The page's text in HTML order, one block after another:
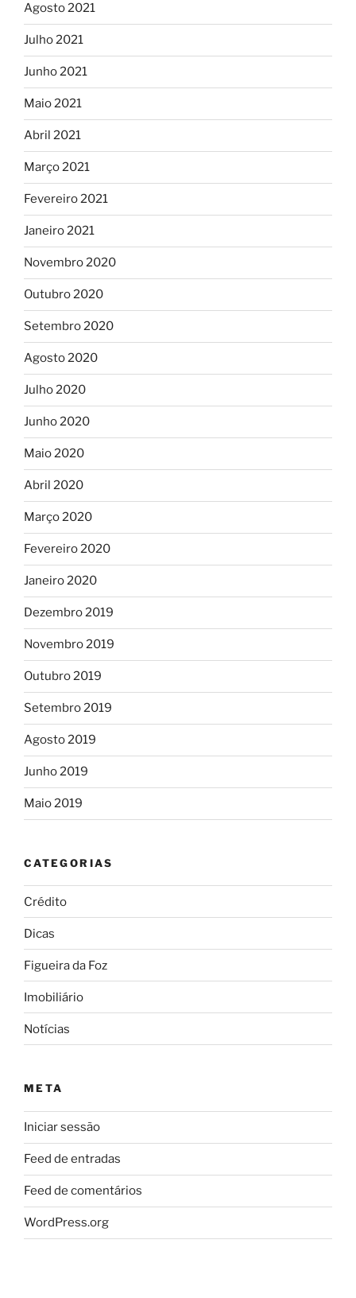
Agosto 2021
Julho 2021
Junho 2021
Maio 2021
Abril 2021
Março 2021
Fevereiro 2021
Janeiro 2021
Novembro 2020
Outubro 2020
Setembro 2020
Agosto 2020
Julho 2020
Junho 2020
Maio 2020
Abril 2020
Março 2020
Fevereiro 2020
Janeiro 2020
Dezembro 2019
Novembro 2019
Outubro 2019
Setembro 2019
Agosto 2019
Junho 2019
Maio 2019
CATEGORIAS
Crédito
Dicas
Figueira da Foz
Imobiliário
Notícias
META
Iniciar sessão
Feed de entradas
Feed de comentários
WordPress.org